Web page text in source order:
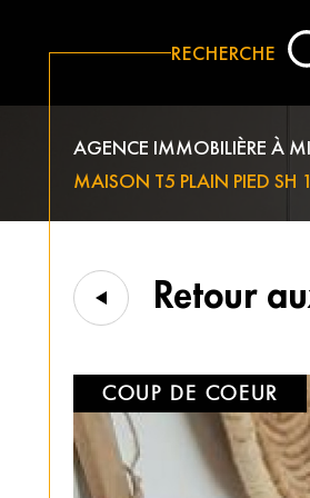
LOCATION IMMOBILIER
RECHERCHE
AGENCE IMMOBILIÈRE À
MAISON T5 PLAIN PIED SH
Retour
COUP DE COEUR